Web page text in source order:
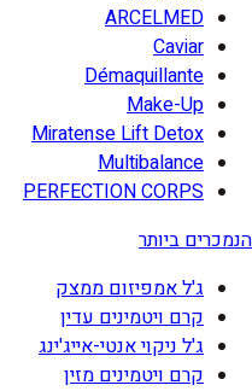
ARCELMED
Caviar
Démaquillante
Make-Up
Miratense Lift Detox
Multibalance
PERFECTION CORPS
הנמכרים ביותר
ג'ל אמפיזום ממצק
קרם ויטמינים עדין
ג'ל ניקוי אנטי-אייג'ינג
קרם ויטמינים מזין